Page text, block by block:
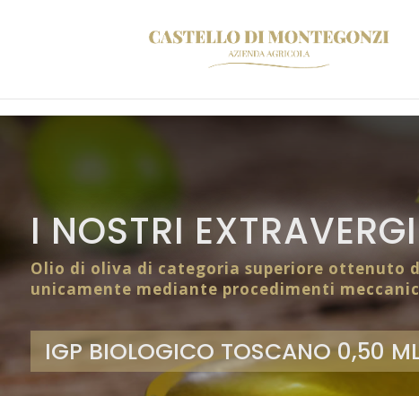
I NOSTRI
Olio di oliva di categoria superiore ottenuto
unicamente mediante procedimenti
IGP BIOLOGICO TOSCANO 0,50